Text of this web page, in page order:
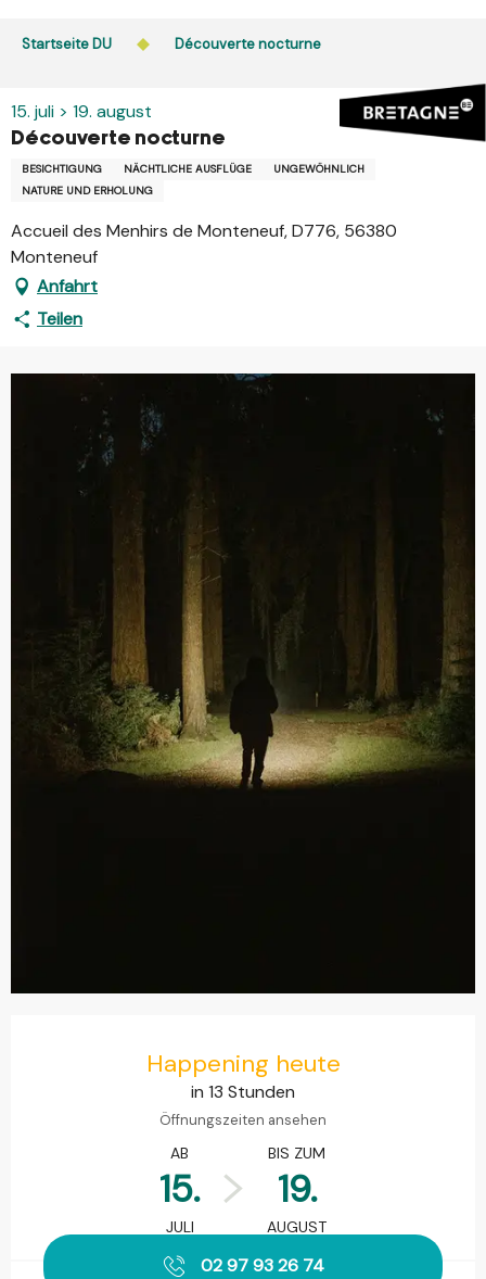
Startseite DU Découverte nocturne
15. juli > 19. august
Découverte nocturne
BESICHTIGUNG NÄCHTLICHE AUSFLÜGE
UNGEWÖHNLICH
NATURE UND ERHOLUNG
Accueil des Menhirs de Monteneuf, D776, 56380
Monteneuf
Anfahrt
Teilen
Happening heute
in 13 Stunden
Öffnungszeiten ansehen
AB
15.
JULI
BIS ZUM
19.
AUGUST
02 97 93 26 74